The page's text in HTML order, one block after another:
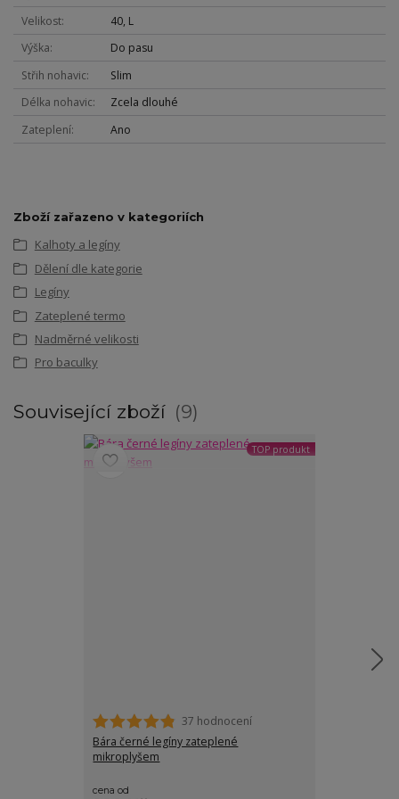
Velikost
40, L
Výška
Do pasu
Střih nohavic
Slim
Délka nohavic
Zcela dlouhé
Zateplení
Ano
Zboží zařazeno v kategoriích
Kalhoty a legíny
Dělení dle kategorie
Legíny
Zateplené termo
Nadměrné velikosti
Pro baculky
Související zboží 9
TOP produkt
37 hodnocení
Bára černé legíny zateplené
mikroplyšem
cena od